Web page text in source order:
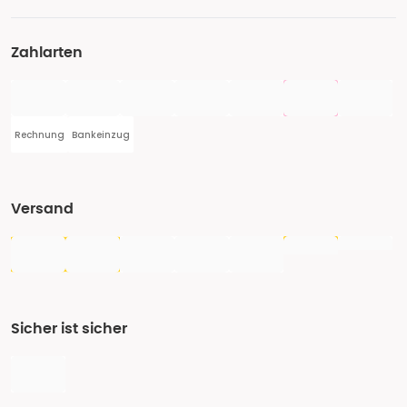
Zahlarten
Rechnung Bankeinzug
Versand
Sicher ist sicher